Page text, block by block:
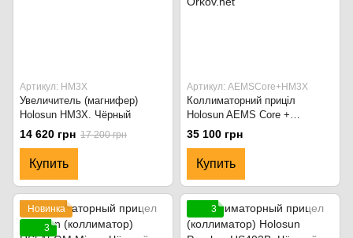
Артикул: HM3X
Увеличитель (магнифер)
Holosun HM3X. Чёрный
14 620 грн 17 200 грн
Купить
Артикул: AEMSCore+HM3X
Коллиматорний приціл
Holosun AEMS Core +
Увеличитель HM3X.
AEMSCore+HM3X Черный
35 100 грн
Купить
Новинка
3
3